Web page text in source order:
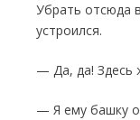
Убрать отсюда
устроился.
— Да, да! Здесь
— Я ему башку